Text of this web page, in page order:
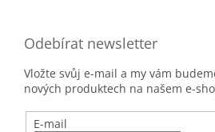
Odebírat newsletter
Vložte svůj e-mail a my vám
nových produktech na našem e-
E-mail